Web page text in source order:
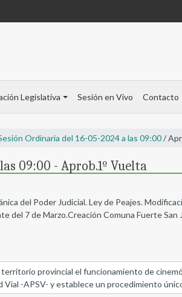
Legislativa Sesión en Vivo Contacto
Ordinaria del 16-05-2024 a las 09:00/
09:00 - Aprob.1º Vuelta
del Poder Judicial. Ley de Peajes.
del 7 de Marzo.Creación Comuna Fuerte San
provincial el funcionamiento de
-APSV- y establece un procedimiento